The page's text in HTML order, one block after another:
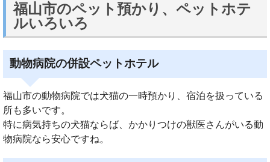
福山市のペット預かり、ペットホテ
ルいろいろ
動物病院の併設ペットホテル
福山市の動物病院では犬猫の一時預かり、宿泊を扱っている
所も多いです。
特に病気持ちの犬猫ならば、かかりつけの獣医さんがいる動
物病院なら安心ですね。